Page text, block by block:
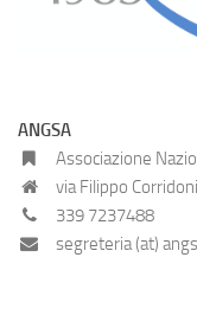
ANGSA
Associazione
via Filippo
339 7237488
segreteria (at)